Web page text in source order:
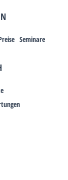
Seminare